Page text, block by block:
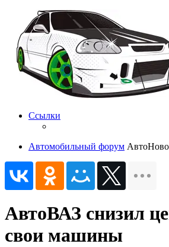
Ссылки
Автомобильный форум
АвтоВАЗ снизил
свои машины